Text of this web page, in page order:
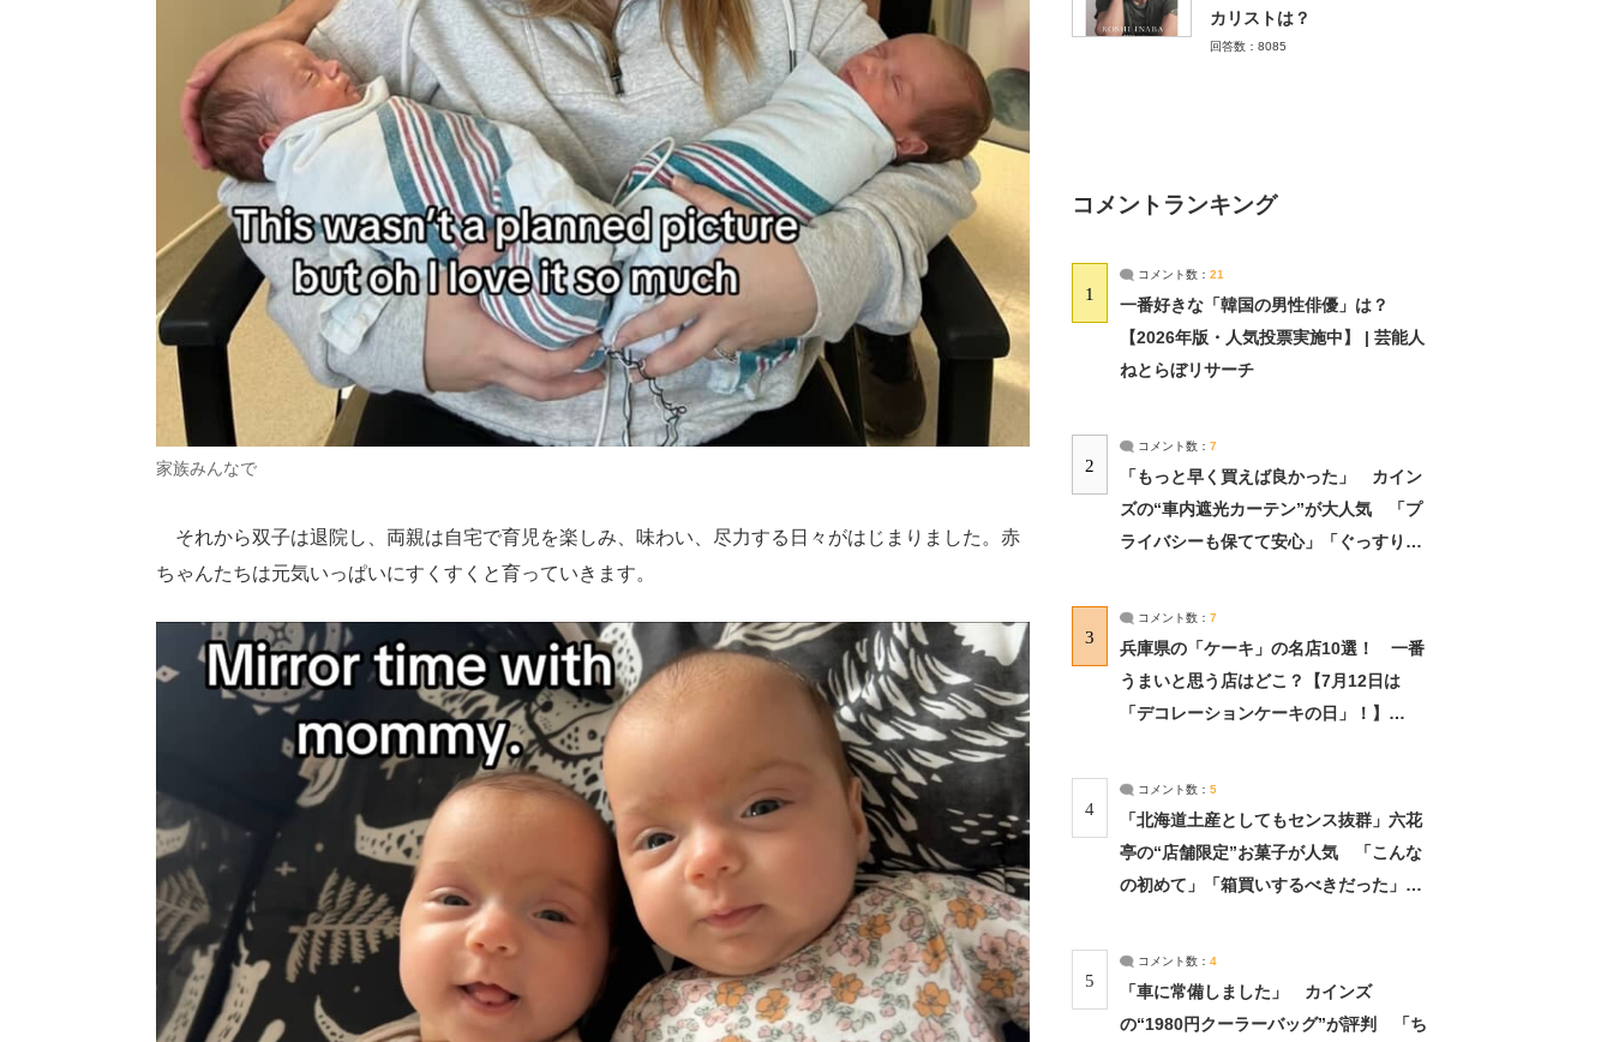
家族みんなで
それから双子は退院し、両親は自宅で育児を楽しみ、味わい、尽力する日々がはじまりました。赤
ちゃんたちは元気いっぱいにすくすくと育っていきます。
カリストは？
回答数：8085
コメントランキング
1
コメント数： 21
一番好きな「韓国の男性俳優」は？
【2026年版・人気投票実施中】 | 芸能人
ねとらぼリサーチ
2
コメント数： 7
「もっと早く買えば良かった」 カイン
ズの“車内遮光カーテン”が大人気 「プ
ライバシーも保てて安心」「ぐっすり眠
3
コメント数： 7
兵庫県の「ケーキ」の名店10選！ 一番
うまいと思う店はどこ？【7月12日は
「デコレーションケーキの日」！】
4
コメント数： 5
「北海道土産としてもセンス抜群」六花
亭の“店舗限定”お菓子が人気 「こんな
の初めて」「箱買いするべきだった」
5
コメント数： 4
「車に常備しました」 カインズ
の“1980円クーラーバッグ”が評判 「ち